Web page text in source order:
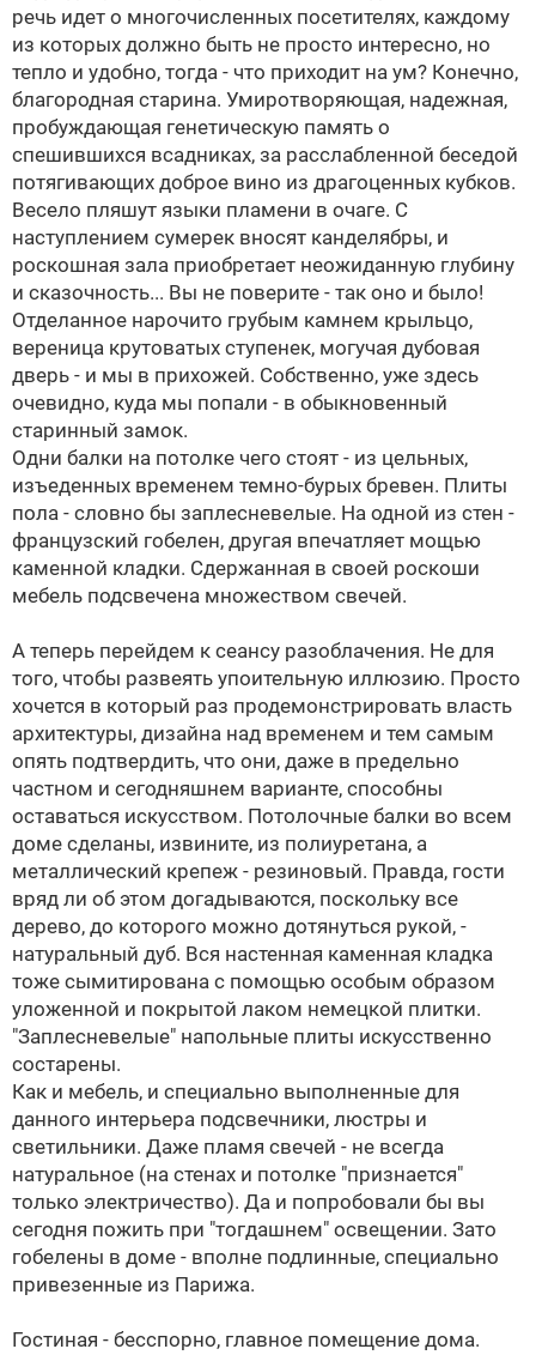
речь идет о многочисленных посетителях, каждому
из которых должно быть не просто интересно, но
тепло и удобно, тогда - что приходит на ум? Конечно,
благородная старина. Умиротворяющая, надежная,
пробуждающая генетическую память о
спешившихся всадниках, за расслабленной беседой
потягивающих доброе вино из драгоценных кубков.
Весело пляшут языки пламени в очаге. С
наступлением сумерек вносят канделябры, и
роскошная зала приобретает неожиданную глубину
и сказочность... Вы не поверите - так оно и было!
Отделанное нарочито грубым камнем крыльцо,
вереница крутоватых ступенек, могучая дубовая
дверь - и мы в прихожей. Собственно, уже здесь
очевидно, куда мы попали - в обыкновенный
старинный замок.
Одни балки на потолке чего стоят - из цельных,
изъеденных временем темно-бурых бревен. Плиты
пола - словно бы заплесневелые. На одной из стен -
французский гобелен, другая впечатляет мощью
каменной кладки. Сдержанная в своей роскоши
мебель подсвечена множеством свечей.
А теперь перейдем к сеансу разоблачения. Не для
того, чтобы развеять упоительную иллюзию. Просто
хочется в который раз продемонстрировать власть
архитектуры, дизайна над временем и тем самым
опять подтвердить, что они, даже в предельно
частном и сегодняшнем варианте, способны
оставаться искусством. Потолочные балки во всем
доме сделаны, извините, из полиуретана, а
металлический крепеж - резиновый. Правда, гости
вряд ли об этом догадываются, поскольку все
дерево, до которого можно дотянуться рукой, -
натуральный дуб. Вся настенная каменная кладка
тоже сымитирована с помощью особым образом
уложенной и покрытой лаком немецкой плитки.
"Заплесневелые" напольные плиты искусственно
состарены.
Как и мебель, и специально выполненные для
данного интерьера подсвечники, люстры и
светильники. Даже пламя свечей - не всегда
натуральное (на стенах и потолке "признается"
только электричество). Да и попробовали бы вы
сегодня пожить при "тогдашнем" освещении. Зато
гобелены в доме - вполне подлинные, специально
привезенные из Парижа.
Гостиная - бесспорно, главное помещение дома.